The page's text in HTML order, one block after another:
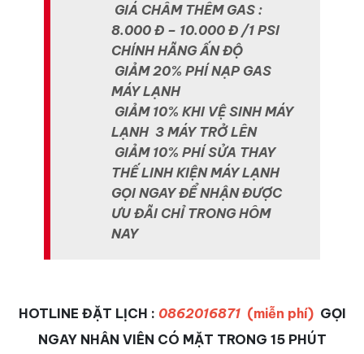
GIÁ CHÂM THÊM GAS :
8.000 Đ – 10.000 Đ /1 PSI
CHÍNH HÃNG ẤN ĐỘ
GIẢM 20% PHÍ NẠP GAS
MÁY LẠNH
GIẢM 10% KHI VỆ SINH MÁY
LẠNH 3 MÁY TRỞ LÊN
GIẢM 10% PHÍ SỬA THAY
THẾ LINH KIỆN MÁY LẠNH
GỌI NGAY ĐỂ NHẬN ĐƯỢC
ƯU ĐÃI CHỈ TRONG HÔM
NAY
HOTLINE ĐẶT LỊCH : 0862016871(miễn phí)GỌI
NGAY NHÂN VIÊN CÓ MẶT TRONG 15 PHÚT